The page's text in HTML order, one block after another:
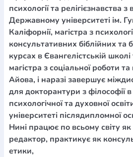
психології та релігієзнавства
Державному університеті ім.
Каліфорнії, магістра з
консультативних біблійних та
курсах в Євангелістській школі
магістра з соціальної роботи
Айова, і наразі завершує
для докторантури з філософії
психологічної та духовної
університеті післядипломної
Нині працює по всьому світу
редактор, практикує як
етики,